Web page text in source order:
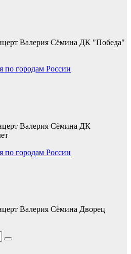
Валерия Сёмина ДК "Победа"
по городам России
Валерия Сёмина ДК
по городам России
Валерия Сёмина Дворец